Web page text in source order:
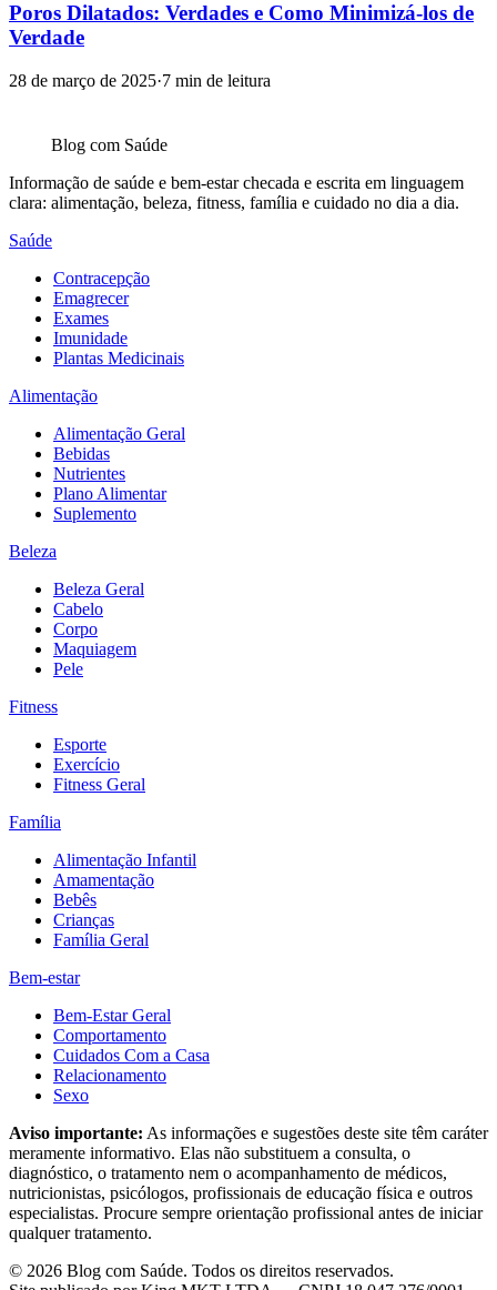
Poros Dilatados: Verdades e Como Minimizá-los de
Verdade
28 de março de 2025·7 min de leitura
Blog com Saúde
Informação de saúde e bem-estar checada e escrita em linguagem
clara: alimentação, beleza, fitness, família e cuidado no dia a dia.
Saúde
Contracepção
Emagrecer
Exames
Imunidade
Plantas Medicinais
Alimentação
Alimentação Geral
Bebidas
Nutrientes
Plano Alimentar
Suplemento
Beleza
Beleza Geral
Cabelo
Corpo
Maquiagem
Pele
Fitness
Esporte
Exercício
Fitness Geral
Família
Alimentação Infantil
Amamentação
Bebês
Crianças
Família Geral
Bem-estar
Bem-Estar Geral
Comportamento
Cuidados Com a Casa
Relacionamento
Sexo
Aviso importante: As informações e sugestões deste site têm caráter
meramente informativo. Elas não substituem a consulta, o
diagnóstico, o tratamento nem o acompanhamento de médicos,
nutricionistas, psicólogos, profissionais de educação física e outros
especialistas. Procure sempre orientação profissional antes de iniciar
qualquer tratamento.
© 2026 Blog com Saúde. Todos os direitos reservados.